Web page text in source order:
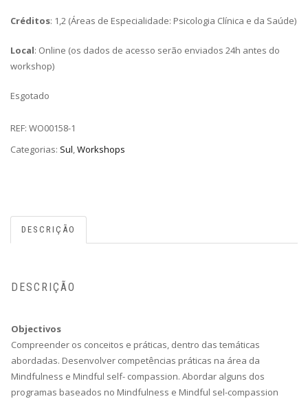
Créditos: 1,2 (Áreas de Especialidade: Psicologia Clínica e da Saúde)
Local: Online (os dados de acesso serão enviados 24h antes do
workshop)
Esgotado
REF: WO00158-1
Categorias: Sul,Workshops
DESCRIÇÃO
DESCRIÇÃO
Objectivos
Compreender os conceitos e práticas, dentro das temáticas
abordadas. Desenvolver competências práticas na área da
Mindfulness e Mindful self- compassion. Abordar alguns dos
programas baseados no Mindfulness e Mindful sel-compassion